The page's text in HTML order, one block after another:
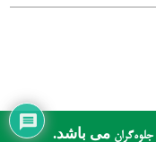
می باشد.